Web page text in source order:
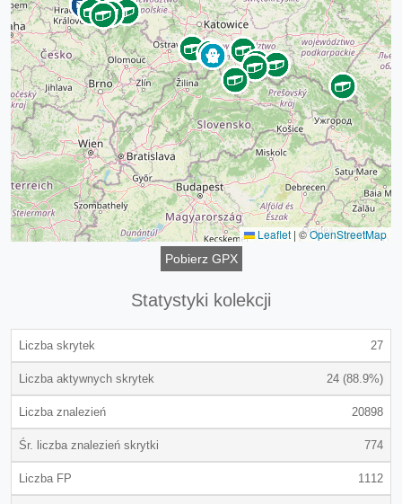
Leaflet | ©OpenStreetMap
Pobierz GPX
Statystyki kolekcji
Liczba skrytek 27
Liczba aktywnych skrytek 24 (88.9%)
Liczba znalezień 20898
Śr. liczba znalezień skrytki 774
Liczba FP 1112